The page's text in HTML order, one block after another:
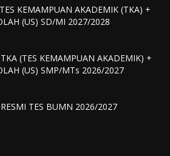
KEMAMPUAN AKADEMIK (TKA) +
(US) SD/MI 2027/2028
(TES KEMAMPUAN AKADEMIK) +
(US) SMP/MTs 2026/2027
TES BUMN 2026/2027